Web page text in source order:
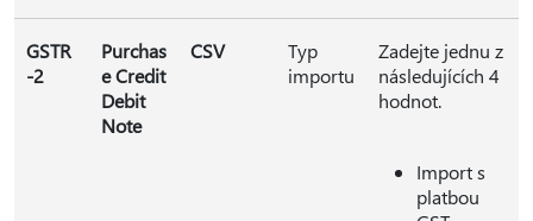
GSTR
-2
Purchas
e Credit
Debit
Note
CSV
Typ
importu
Zadejte jednu z
následujících 4
hodnot.
Import s
platbou